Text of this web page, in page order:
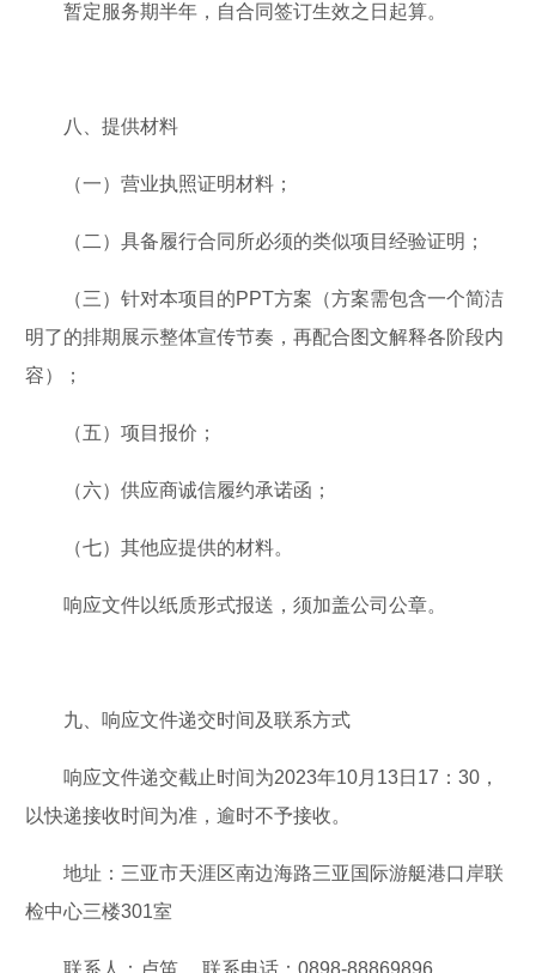
暂定服务期半年，自合同签订生效之日起算。
八、提供材料
（一）营业执照证明材料；
（二）具备履行合同所必须的类似项目经验证明；
（三）针对本项目的PPT方案（方案需包含一个简洁
明了的排期展示整体宣传节奏，再配合图文解释各阶段内
容）；
（五）项目报价；
（六）供应商诚信履约承诺函；
（七）其他应提供的材料。
响应文件以纸质形式报送，须加盖公司公章。
九、响应文件递交时间及联系方式
响应文件递交截止时间为2023年10月13日17：30，
以快递接收时间为准，逾时不予接收。
地址：三亚市天涯区南边海路三亚国际游艇港口岸联
检中心三楼301室
联系人：卢笛 ，联系电话：0898-88869896 。